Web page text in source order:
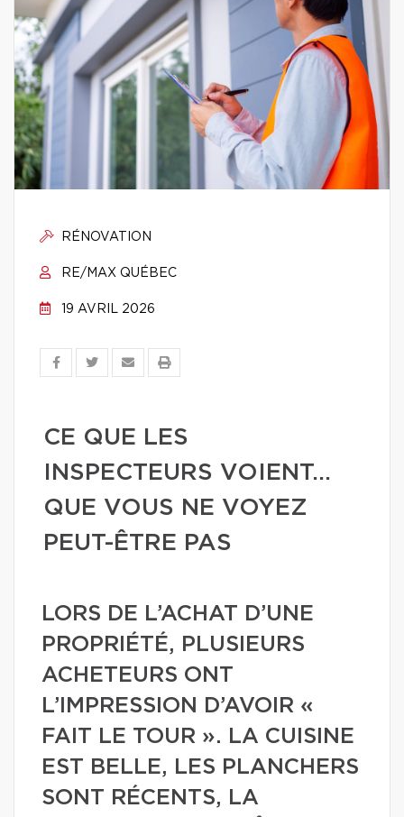
RÉNOVATION
RE/MAX QUÉBEC
19 AVRIL 2026
CE QUE LES
INSPECTEURS VOIENT…
QUE VOUS NE VOYEZ
PEUT-ÊTRE PAS
LORS DE L’ACHAT D’UNE
PROPRIÉTÉ, PLUSIEURS
ACHETEURS ONT
L’IMPRESSION D’AVOIR «
FAIT LE TOUR ». LA CUISINE
EST BELLE, LES PLANCHERS
SONT RÉCENTS, LA